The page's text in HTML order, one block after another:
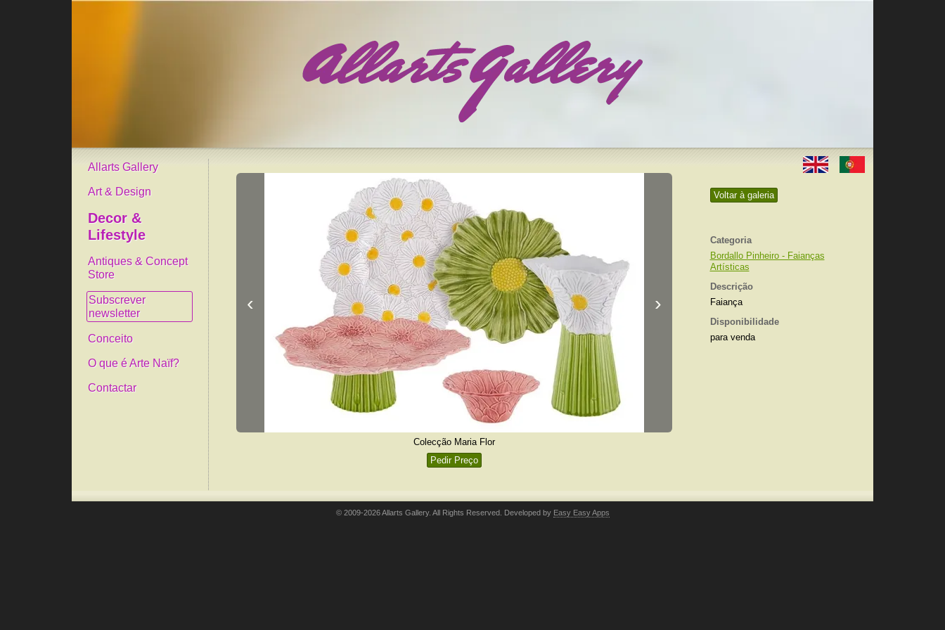
Allarts Gallery
Art & Design
Decor &
Lifestyle
Antiques & Concept
Store
Subscrever
newsletter
Conceito
O que é Arte Naïf?
Contactar
Voltar à galeria
Categoria
Bordallo Pinheiro - Faianças
Artísticas
Descrição
Faiança
Disponibilidade
para venda
‹ ›
Colecção Maria Flor
Pedir Preço
© 2009-2026 Allarts Gallery. All Rights Reserved. Developed by Easy Easy Apps